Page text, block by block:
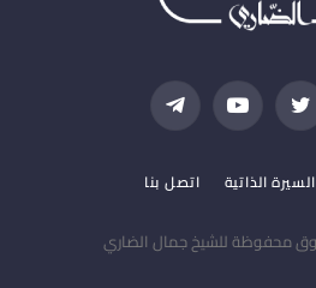
تويتر يوتيوب تيلقرام
السيرة الذاتية اتصل بنا